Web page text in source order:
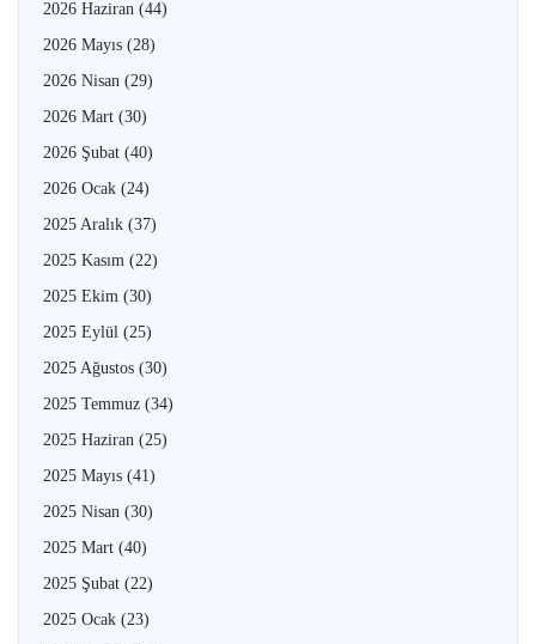
2026 Haziran (44)
2026 Mayıs (28)
2026 Nisan (29)
2026 Mart (30)
2026 Şubat (40)
2026 Ocak (24)
2025 Aralık (37)
2025 Kasım (22)
2025 Ekim (30)
2025 Eylül (25)
2025 Ağustos (30)
2025 Temmuz (34)
2025 Haziran (25)
2025 Mayıs (41)
2025 Nisan (30)
2025 Mart (40)
2025 Şubat (22)
2025 Ocak (23)